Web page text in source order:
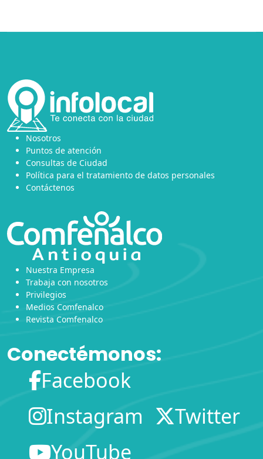
Nosotros
Puntos de atención
Consultas de Ciudad
Política para el tratamiento de datos personales
Contáctenos
Nuestra Empresa
Trabaja con nosotros
Privilegios
Medios Comfenalco
Revista Comfenalco
Conectémonos:
Facebook
Instagram
Twitter
YouTube